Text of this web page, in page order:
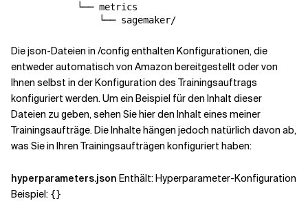
            └── metrics
                └── sagemaker/
Die json-Dateien in /config enthalten Konfigurationen, die
entweder automatisch von Amazon bereitgestellt oder von
Ihnen selbst in der Konfiguration des Trainingsauftrags
konfiguriert werden. Um ein Beispiel für den Inhalt dieser
Dateien zu geben, sehen Sie hier den Inhalt eines meiner
Trainingsaufträge. Die Inhalte hängen jedoch natürlich davon ab,
was Sie in Ihren Trainingsaufträgen konfiguriert haben:
hyperparameters.json Enthält: Hyperparameter-Konfiguration
Beispiel: {}